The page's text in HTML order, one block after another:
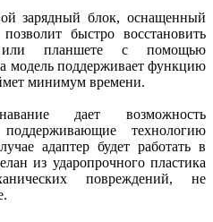
зарядный блок, оснащенный
быстро восстановить
планшете с помощью
модель поддерживает функцию
минимум времени.
дает возможность
технологию
адаптер будет работать в
из ударопрочного пластика
повреждений, не